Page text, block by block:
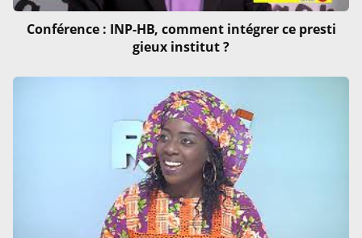
Conférence : INP-HB, comment intégrer ce presti
gieux institut ?